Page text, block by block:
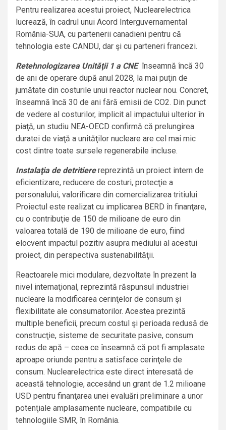
Pentru realizarea acestui proiect, Nuclearelectrica
lucrează, în cadrul unui Acord Interguvernamental
România-SUA, cu partenerii canadieni pentru că
tehnologia este CANDU, dar şi cu parteneri francezi.
Retehnologizarea Unităţii 1 a CNEînseamnă încă 30
de ani de operare după anul 2028, la mai puţin de
jumătate din costurile unui reactor nuclear nou. Concret,
înseamnă încă 30 de ani fără emisii de CO2. Din punct
de vedere al costurilor, implicit al impactului ulterior în
piaţă, un studiu NEA-OECD confirmă că prelungirea
duratei de viaţă a unităţilor nucleare are cel mai mic
cost dintre toate sursele regenerabile incluse.
Instalaţia de detritierereprezintă un proiect intern de
eficientizare, reducere de costuri, protecţie a
personalului, valorificare din comercializarea tritiului.
Proiectul este realizat cu implicarea BERD în finanţare,
cu o contribuţie de 150 de milioane de euro din
valoarea totală de 190 de milioane de euro, fiind
elocvent impactul pozitiv asupra mediului al acestui
proiect, din perspectiva sustenabilităţii.
Reactoarele mici modulare, dezvoltate în prezent la
nivel internaţional, reprezintă răspunsul industriei
nucleare la modificarea cerinţelor de consum şi
flexibilitate ale consumatorilor. Acestea prezintă
multiple beneficii, precum costul şi perioada redusă de
construcţie, sisteme de securitate pasive, consum
redus de apă – ceea ce înseamnă că pot fi amplasate
aproape oriunde pentru a satisface cerinţele de
consum. Nuclearelectrica este direct interesată de
această tehnologie, accesând un grant de 1.2 milioane
USD pentru finanţarea unei evaluări preliminare a unor
potenţiale amplasamente nucleare, compatibile cu
tehnologiile SMR, în România.